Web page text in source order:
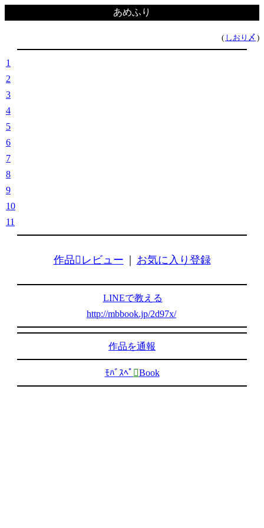
あめふり
( しおり〆 )
1
2
3
4
5
6
7
8
9
10
11
作品レビュー お気に入り登録
LINEで教える
http://mbbook.jp/2d97x/
作品を通報
ﾓﾊﾞｽﾍﾟ Book